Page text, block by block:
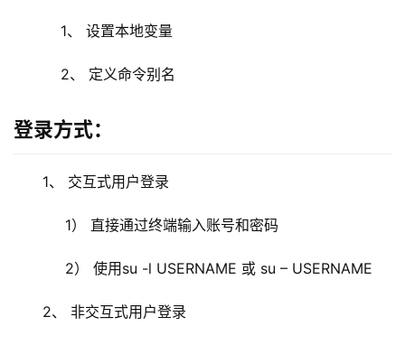
1、 设置本地变量
2、 定义命令别名
登录方式：
1、 交互式用户登录
1） 直接通过终端输入账号和密码
2） 使用su -l USERNAME 或 su – USERNAME
2、 非交互式用户登录